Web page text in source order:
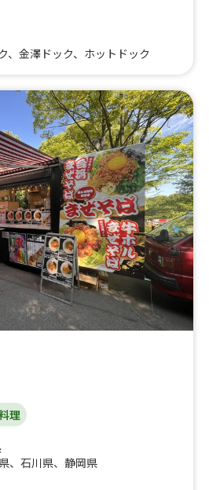
、金澤ドック、ホットドック
理
、 石川県、 静岡県